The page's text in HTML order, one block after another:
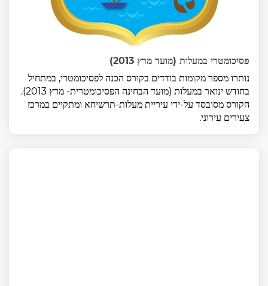
פסיכומטרי במעלות (מועד מרץ 2013)
נותרו מספר מקומות בודדים בקורס הכנה לפסיכומטרי, במתחיל
בחודש ינואר במעלות (מועד הבחינה הפסיכומטרית- מרץ 2013).
הקורס מסובסד על-ידי עיריית מעלות-תרשיחא ומתקיים במרכז
צעירים עירוני.